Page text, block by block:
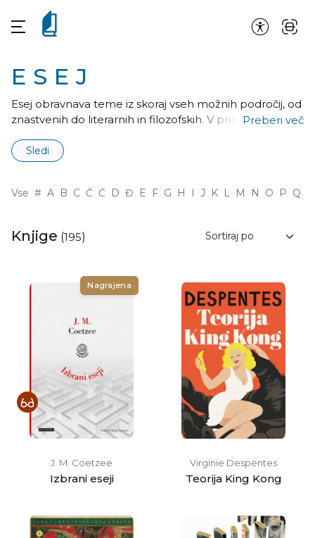
ESEJ
Esej obravnava teme iz skoraj vseh možnih področij, od
znastvenih do literarnih in filozofskih. V primerjavi z
subjektiven, predmet osvetljuje z različnih strani,
pogosto preseneča z duhovitimi obrati. Bistvena je
Preberi več
Sledi
Vse # A B C Č Ć D Đ E F G H I J K L M N O P Q
Knjige (195)
Nagrajena
J. M. Coetzee
Izbrani eseji
Virginie Despentes
Teorija King Kong